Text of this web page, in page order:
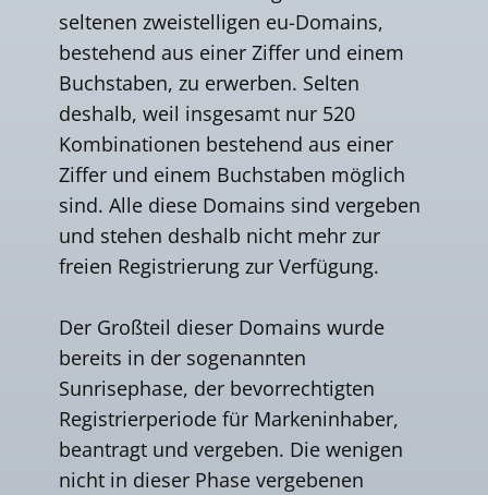
seltenen zweistelligen eu-Domains,
bestehend aus einer Ziffer und einem
Buchstaben, zu erwerben. Selten
deshalb, weil insgesamt nur 520
Kombinationen bestehend aus einer
Ziffer und einem Buchstaben möglich
sind. Alle diese Domains sind vergeben
und stehen deshalb nicht mehr zur
freien Registrierung zur Verfügung.
Der Großteil dieser Domains wurde
bereits in der sogenannten
Sunrisephase, der bevorrechtigten
Registrierperiode für Markeninhaber,
beantragt und vergeben. Die wenigen
nicht in dieser Phase vergebenen